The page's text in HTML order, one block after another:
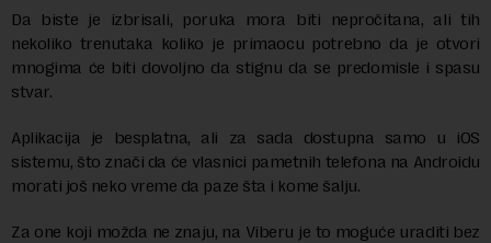
Da biste je izbrisali, poruka mora biti nepročitana, ali tih
nekoliko trenutaka koliko je primaocu potrebno da je otvori
mnogima će biti dovoljno da stignu da se predomisle i spasu
stvar.
Aplikacija je besplatna, ali za sada dostupna samo u iOS
sistemu, što znači da će vlasnici pametnih telefona na Androidu
morati još neko vreme da paze šta i kome šalju.
Za one koji možda ne znaju, na Viberu je to moguće uraditi bez